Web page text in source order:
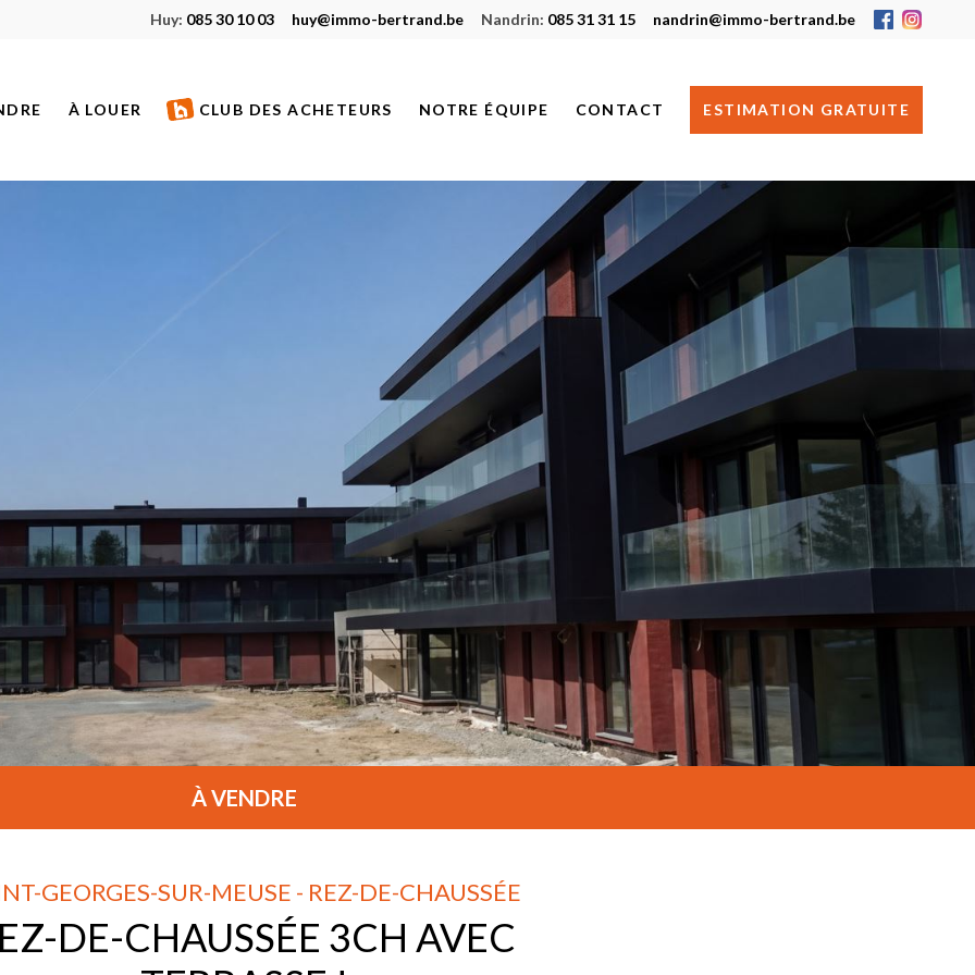
Huy: 085 30 10 03 huy@immo-bertrand.be Nandrin: 085 31 31 15 nandrin@immo-bertrand.be
À LOUER CLUB DES ACHETEURS NOTRE ÉQUIPE CONTACT
NANDRIN
JE RECHERCHE UN BIEN
ESTIMATION GRATUITE
À VENDRE
GEORGES-SUR-MEUSE - REZ-DE-CHAUSSÉE
DE-CHAUSSÉE 3CH AVEC